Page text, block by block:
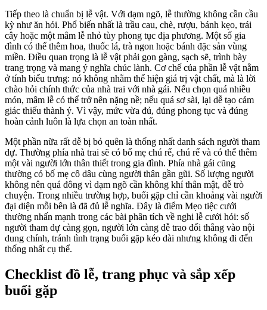
Tiếp theo là chuẩn bị lễ vật. Với dạm ngõ, lễ thường không cần cầu
kỳ như ăn hỏi. Phổ biến nhất là trầu cau, chè, rượu, bánh kẹo, trái
cây hoặc một mâm lễ nhỏ tùy phong tục địa phương. Một số gia
đình có thể thêm hoa, thuốc lá, trà ngon hoặc bánh đặc sản vùng
miền. Điều quan trọng là lễ vật phải gọn gàng, sạch sẽ, trình bày
trang trọng và mang ý nghĩa chúc lành. Cơ chế của phần lễ vật nằm
ở tính biểu trưng: nó không nhằm thể hiện giá trị vật chất, mà là lời
chào hỏi chính thức của nhà trai với nhà gái. Nếu chọn quá nhiều
món, mâm lễ có thể trở nên nặng nề; nếu quá sơ sài, lại dễ tạo cảm
giác thiếu thành ý. Vì vậy, mức vừa đủ, đúng phong tục và đúng
hoàn cảnh luôn là lựa chọn an toàn nhất.
Một phần nữa rất dễ bị bỏ quên là thống nhất danh sách người tham
dự. Thường phía nhà trai sẽ có bố mẹ chú rể, chú rể và có thể thêm
một vài người lớn thân thiết trong gia đình. Phía nhà gái cũng
thường có bố mẹ cô dâu cùng người thân gần gũi. Số lượng người
không nên quá đông vì dạm ngõ cần không khí thân mật, dễ trò
chuyện. Trong nhiều trường hợp, buổi gặp chỉ cần khoảng vài người
đại diện mỗi bên là đã đủ lễ nghĩa. Đây là điểm Mẹo tiệc cưới
thường nhấn mạnh trong các bài phân tích về nghi lễ cưới hỏi: số
người tham dự càng gọn, người lớn càng dễ trao đổi thẳng vào nội
dung chính, tránh tình trạng buổi gặp kéo dài nhưng không đi đến
thống nhất cụ thể.
Checklist đồ lễ, trang phục và sắp xếp
buổi gặp